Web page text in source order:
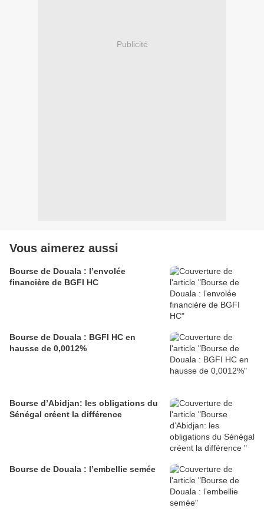
Publicité
Vous aimerez aussi
Bourse de Douala : l’envolée
financière de BGFI HC
Bourse de Douala : BGFI HC en
hausse de 0,0012%
Bourse d’Abidjan: les obligations du
Sénégal créent la différence
Bourse de Douala : l’embellie semée